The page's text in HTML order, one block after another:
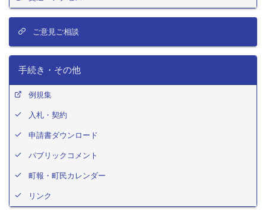
ご意見ご相談
手続き・その他
例規集
入札・契約
申請書ダウンロード
パブリックコメント
町報・町民カレンダー
リンク